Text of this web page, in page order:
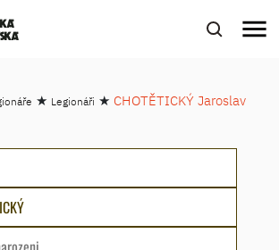
menu
★ Legionáři ★ CHOTĚTICKÝ Jaroslav